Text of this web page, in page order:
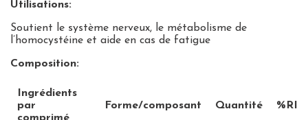
Utilisations:
Soutient le système nerveux, le métabolisme de
l’homocystéine et aide en cas de fatigue
Composition:
Ingrédients
par
Forme/composant Quantité %RI